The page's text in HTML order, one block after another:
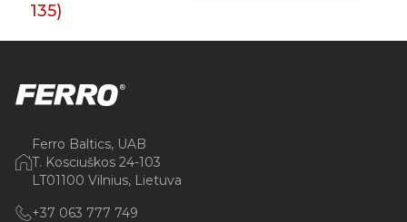
135)
Ferro Baltics, UAB
T. Kosciuškos 24-103
LT01100 Vilnius, Lietuva
+37 063 777 749